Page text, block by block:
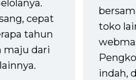
cepat
tahun
maju dari
toko
indah,